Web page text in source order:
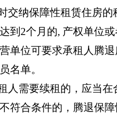
交纳保障性租赁住房
到 2个月的, 产权单位
单位可要求承租人腾
名单。
人需要续租的，应当在
符合条件的，腾退保